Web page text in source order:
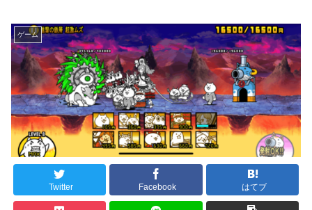
ゲーム
Twitter Facebook はてブ